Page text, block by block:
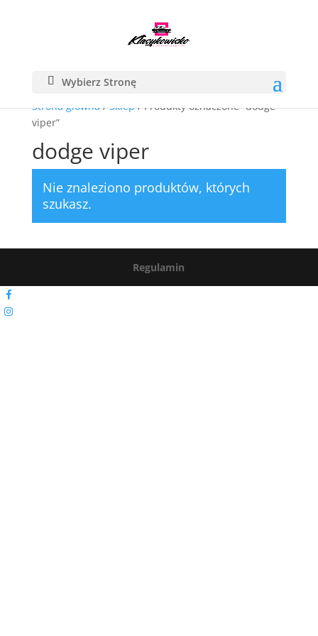
Wybierz Stronę
Strona główna/Sklep/ Produkty oznaczone “dodge
viper”
dodge viper
Nie znaleziono produktów, których
szukasz.
Regulamin